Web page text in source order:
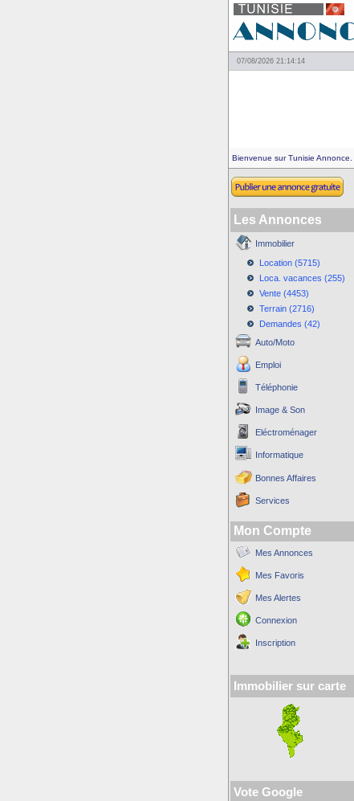
07/08/2026 21:14:14
Bienvenue sur Tunisie Annonce.
Les Annonces
Immobilier
Location (5715)
Loca. vacances (255)
Vente (4453)
Terrain (2716)
Demandes (42)
Auto/Moto
Emploi
Téléphonie
Image & Son
Eléctroménager
Informatique
Bonnes Affaires
Services
Mon Compte
Mes Annonces
Mes Favoris
Mes Alertes
Connexion
Inscription
Immobilier sur carte
Vote Google